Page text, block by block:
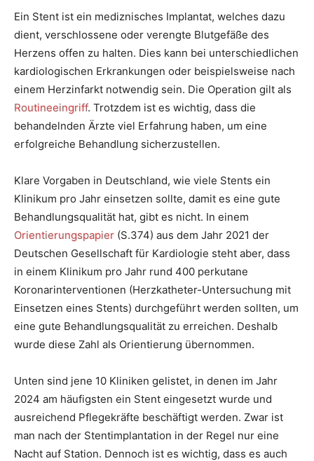
Ein Stent ist ein mediznisches Implantat, welches dazu
dient, verschlossene oder verengte Blutgefäße des
Herzens offen zu halten. Dies kann bei unterschiedlichen
kardiologischen Erkrankungen oder beispielsweise nach
einem Herzinfarkt notwendig sein. Die Operation gilt als
Routineeingriff. Trotzdem ist es wichtig, dass die
behandelnden Ärzte viel Erfahrung haben, um eine
erfolgreiche Behandlung sicherzustellen.
Klare Vorgaben in Deutschland, wie viele Stents ein
Klinikum pro Jahr einsetzen sollte, damit es eine gute
Behandlungsqualität hat, gibt es nicht. In einem
Orientierungspapier (S.374) aus dem Jahr 2021 der
Deutschen Gesellschaft für Kardiologie steht aber, dass
in einem Klinikum pro Jahr rund 400 perkutane
Koronarinterventionen (Herzkatheter-Untersuchung mit
Einsetzen eines Stents) durchgeführt werden sollten, um
eine gute Behandlungsqualität zu erreichen. Deshalb
wurde diese Zahl als Orientierung übernommen.
Unten sind jene 10 Kliniken gelistet, in denen im Jahr
2024 am häufigsten ein Stent eingesetzt wurde und
ausreichend Pflegekräfte beschäftigt werden. Zwar ist
man nach der Stentimplantation in der Regel nur eine
Nacht auf Station. Dennoch ist es wichtig, dass es auch